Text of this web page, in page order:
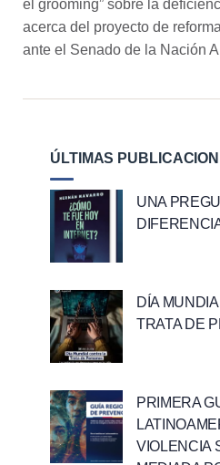
el grooming” sobre la
acerca del proyecto de
ante el Senado de la Nación
ÚLTIMAS
UNA
DÍA
TRATA DE
PRIMERA
VIOLENCIA